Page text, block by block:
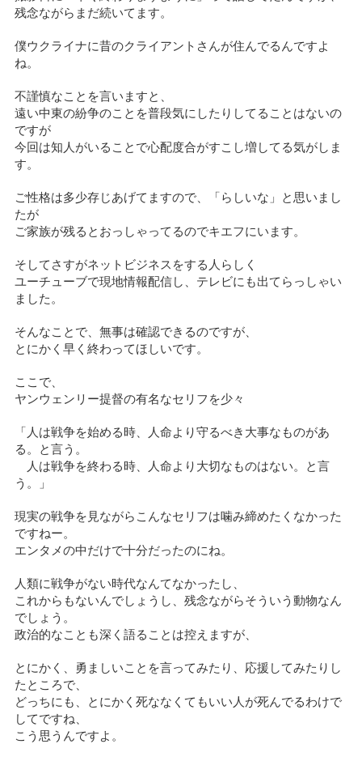
残念ながらまだ続いてます。
僕ウクライナに昔のクライアントさんが住んでるんですよ
ね。
不謹慎なことを言いますと、
遠い中東の紛争のことを普段気にしたりしてることはないの
ですが
今回は知人がいることで心配度合がすこし増してる気がしま
す。
ご性格は多少存じあげてますので、「らしいな」と思いまし
たが
ご家族が残るとおっしゃってるのでキエフにいます。
そしてさすがネットビジネスをする人らしく
ユーチューブで現地情報配信し、テレビにも出てらっしゃい
ました。
そんなことで、無事は確認できるのですが、
とにかく早く終わってほしいです。
ここで、
ヤンウェンリー提督の有名なセリフを少々
「人は戦争を始める時、人命より守るべき大事なものがあ
る。と言う。
人は戦争を終わる時、人命より大切なものはない。と言
う。」
現実の戦争を見ながらこんなセリフは噛み締めたくなかった
ですねー。
エンタメの中だけで十分だったのにね。
人類に戦争がない時代なんてなかったし、
これからもないんでしょうし、残念ながらそういう動物なん
でしょう。
政治的なことも深く語ることは控えますが、
とにかく、勇ましいことを言ってみたり、応援してみたりし
たところで、
どっちにも、とにかく死ななくてもいい人が死んでるわけで
してですね、
こう思うんですよ。